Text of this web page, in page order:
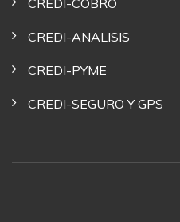
CREDI-COBRO
CREDI-ANALISIS
CREDI-PYME
CREDI-SEGURO Y GPS